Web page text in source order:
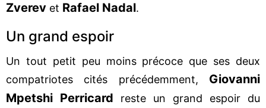
Zverev et Rafael Nadal.
Un grand espoir
Un tout petit peu moins précoce que ses deux
compatriotes cités précédemment, Giovanni
Mpetshi Perricard reste un grand espoir du